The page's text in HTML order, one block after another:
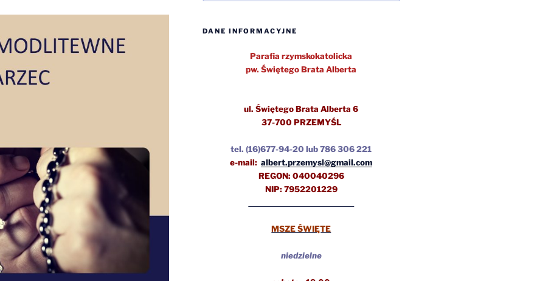
DANE INFORMACYJNE
Parafia rzymskokatolicka
pw.Świętego Brata Alberta
ul.Świętego Brata Alberta 6
37-700 PRZEMYŚL
tel.(16)677-94-20 lub 786 306 221
e-mail: albert.przemysl@gmail.com
REGON: 040040296
NIP: 7952201229
MSZE ŚWIĘTE
niedzielne